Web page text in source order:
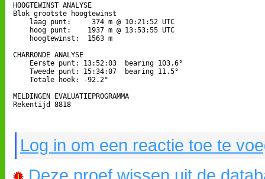
HOOGTEWINST ANALYSE
Blok grootste hoogtewinst
    laag punt:     374 m @ 10:21:52 UTC
    hoog punt:    1937 m @ 13:53:55 UTC
    hoogtewinst:  1563 m
CHARRONDE ANALYSE
    Eerste punt: 13:52:03  bearing 103.6°
    Tweede punt: 15:34:07  bearing 11.5°
    Totale hoek: -92.2°
MELDINGEN EVALUATIEPROGRAMMA
Rekentijd 8818
Log in om een reactie toe te